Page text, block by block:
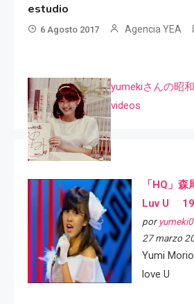
estudio
6 Agosto 2017 Agencia YEA
yumekiさんの昭
videos
「HQ」森
Luv U
por
27 marzo
Yumi
love U